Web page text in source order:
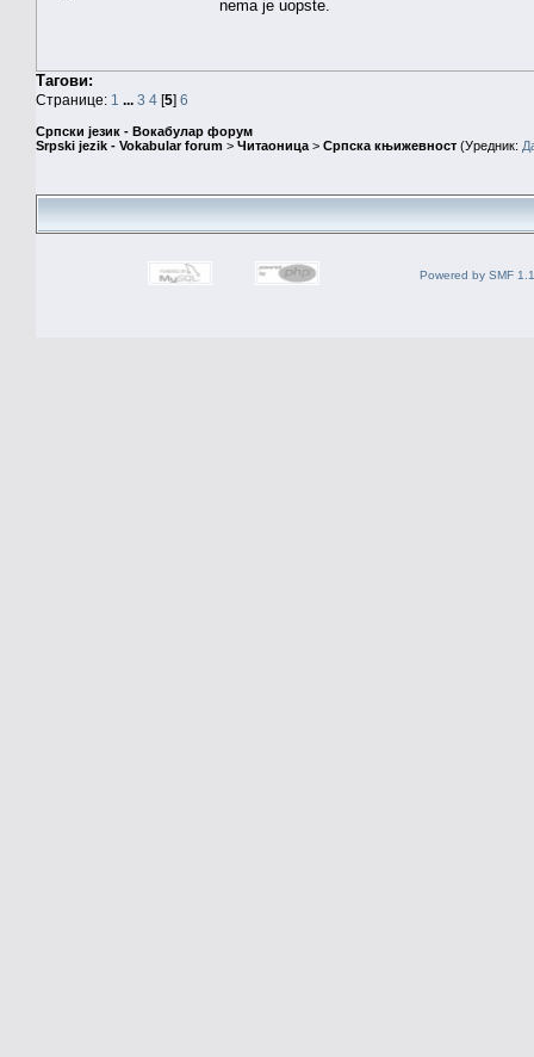
nema je uopste.
Тагови:
Странице: 1 ... 3 4 [5] 6
Српски језик - Вокабулар форум
Srpski jezik - Vokabular forum > Читаоница > Српска књижевност (Уредник:
Powered by SMF